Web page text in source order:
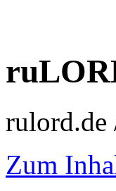
rulord.de
Zum